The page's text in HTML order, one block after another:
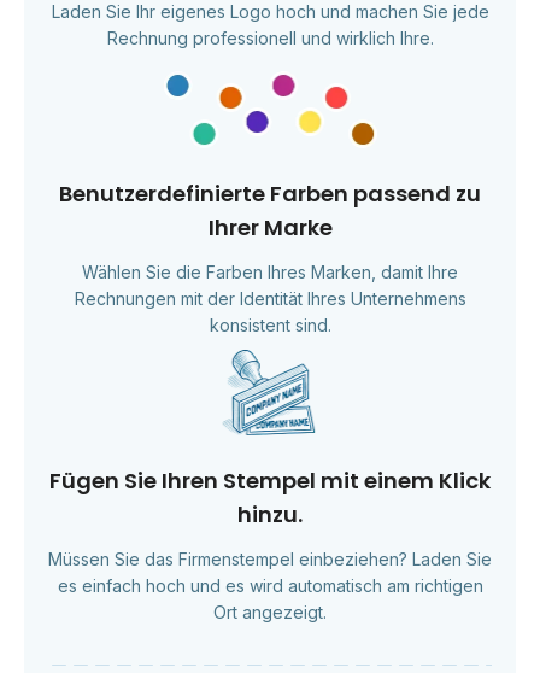
Laden Sie Ihr eigenes Logo hoch und machen Sie jede
Rechnung professionell und wirklich Ihre.
Benutzerdefinierte Farben passend zu
Ihrer Marke
Wählen Sie die Farben Ihres Marken, damit Ihre
Rechnungen mit der Identität Ihres Unternehmens
konsistent sind.
Fügen Sie Ihren Stempel mit einem Klick
hinzu.
Müssen Sie das Firmenstempel einbeziehen? Laden Sie
es einfach hoch und es wird automatisch am richtigen
Ort angezeigt.